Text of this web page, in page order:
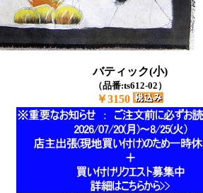
バティック(小)
（品番:ts612-02）
￥3150